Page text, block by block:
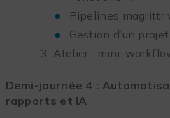
Pipelines magrittr
Gestion d’un
Atelier : mini-
Demi-journée 4 :
rapports et IA